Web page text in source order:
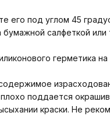
его под углом 45
бумажной салфеткой
герметика
поддается
краски. Не